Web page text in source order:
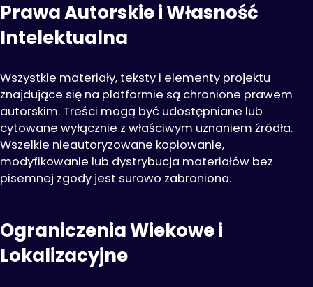
Prawa Autorskie i Własność
Intelektualna
Wszystkie materiały, teksty i elementy projektu
znajdujące się na platformie są chronione prawem
autorskim. Treści mogą być udostępniane lub
cytowane wyłącznie z właściwym uznaniem źródła.
Wszelkie nieautoryzowane kopiowanie,
modyfikowanie lub dystrybucja materiałów bez
pisemnej zgody jest surowo zabroniona.
Ograniczenia Wiekowe i
Lokalizacyjne